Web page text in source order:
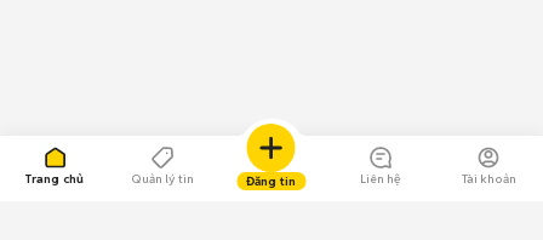
Trang chủ Quản lý tin Đăng tin Liên hệ Tài khoản